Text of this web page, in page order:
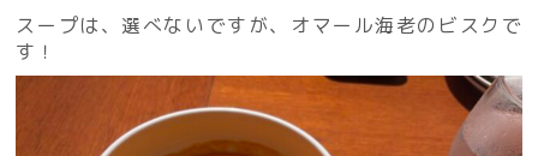
スープは、選べないですが、オマール海老のビスクで
す！